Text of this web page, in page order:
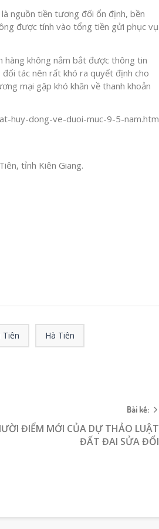
nguồn tiền tương đối ổn định, bền
được tính vào tổng tiền gửi phục vụ
hàng không nắm bắt được thông tin
tác nên rất khó ra quyết định cho
mại gặp khó khăn về thanh khoản
huy-dong-ve-duoi-muc-9-5-nam.htm
tỉnh Kiên Giang.
Tiên Hà Tiên
Bài kế:
ĐIỂM MỚI CỦA DỰ THẢO LUẬT
ĐẤT ĐAI SỬA ĐỔI